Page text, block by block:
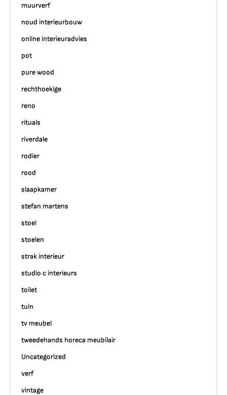
muurverf
noud interieurbouw
online interieuradvies
pot
pure wood
rechthoekige
reno
rituals
riverdale
rodier
rood
slaapkamer
stefan martens
stoel
stoelen
strak interieur
studio c interieurs
toilet
tuin
tv meubel
tweedehands horeca meubilair
Uncategorized
verf
vintage